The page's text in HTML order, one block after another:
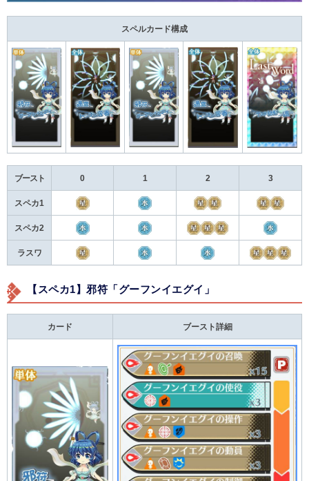
スペルカード構成
ブースト 0 1 2 3
スペカ1
スペカ2
ラスワ
【スペカ1】邪符「グーフンイエグイ」
カード ブースト詳細